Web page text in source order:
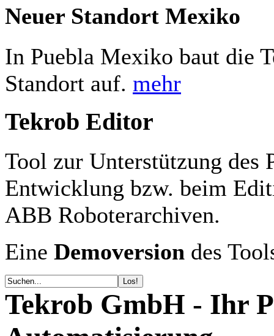
Neuer Standort Mexiko
In Puebla Mexiko baut die
Standort auf. mehr
Tekrob Editor
Tool zur Unterstützung des
Entwicklung bzw. beim
ABB Roboterarchiven.
Eine Demoversion des
Tekrob GmbH - Ihr